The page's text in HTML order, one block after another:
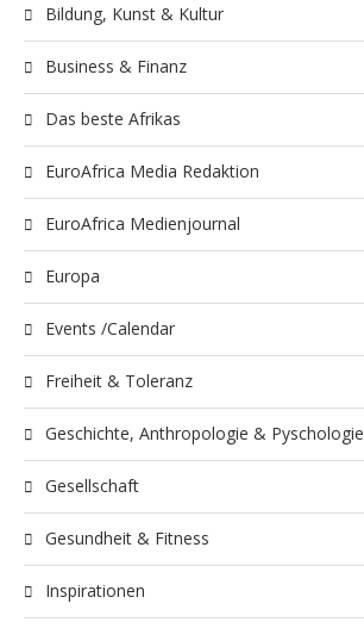
Bildung, Kunst & Kultur
Business & Finanz
Das beste Afrikas
EuroAfrica Media Redaktion
EuroAfrica Medienjournal
Europa
Events /Calendar
Freiheit & Toleranz
Geschichte, Anthropologie & Pyschologie
Gesellschaft
Gesundheit & Fitness
Inspirationen